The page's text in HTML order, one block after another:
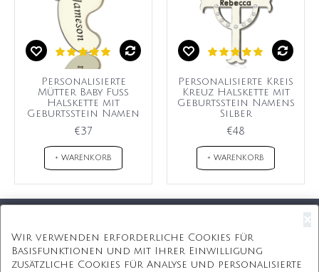
Personalisierte
Mütter Baby Fuß
Halskette mit
Geburtsstein Namen
€37
+ WARENKORB
Personalisierte Kreis
Kreuz Halskette mit
Geburtsstein Namens
Silber
€48
+ WARENKORB
Kostenlose Geschenkbox
Wir verwenden erforderliche Cookies für
Basisfunktionen und mit Ihrer Einwilligung
zusätzliche Cookies für Analyse und personalisierte